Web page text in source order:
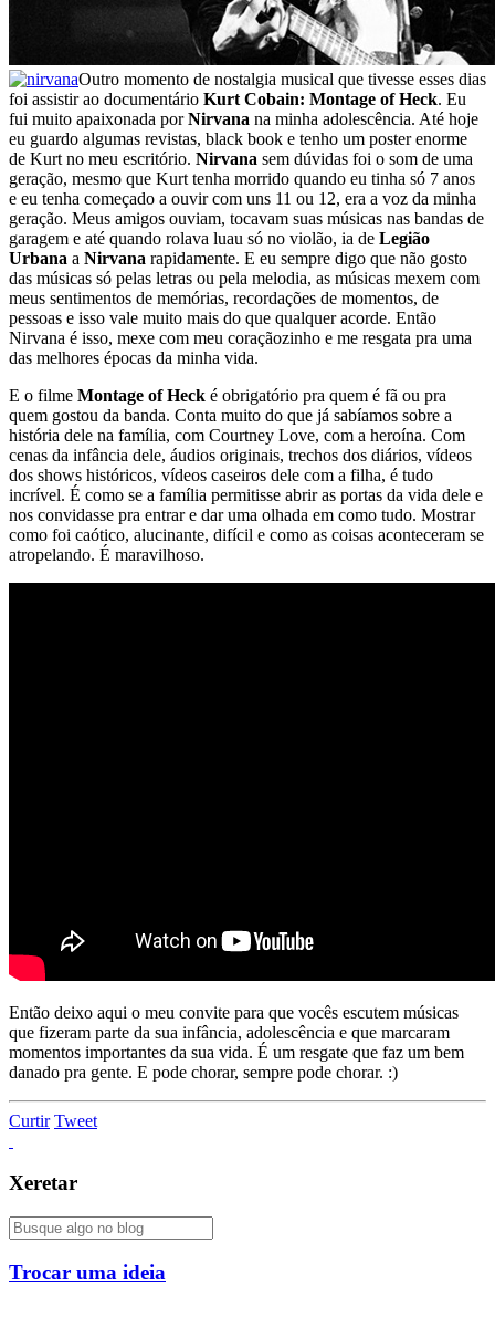
Outro momento de nostalgia musical que tivesse esses dias
foi assistir ao documentário Kurt Cobain: Montage of Heck. Eu
fui muito apaixonada porNirvana na minha adolescência. Até hoje
eu guardo algumas revistas, black book e tenho um poster enorme
de Kurt no meu escritório. Nirvana sem dúvidas foi o som de uma
geração, mesmo que Kurt tenha morrido quando eu tinha só 7 anos
e eu tenha começado a ouvir com uns 11 ou 12, era a voz da minha
geração. Meus amigos ouviam, tocavam suas músicas nas bandas de
garagem e até quando rolava luau só no violão, ia de Legião
Urbana a Nirvana rapidamente. E eu sempre digo que não gosto
das músicas só pelas letras ou pela melodia, as músicas mexem com
meus sentimentos de memórias, recordações de momentos, de
pessoas e isso vale muito mais do que qualquer acorde. Então
Nirvana é isso, mexe com meu coraçãozinho e me resgata pra uma
das melhores épocas da minha vida.
E o filme Montage of Heck é obrigatório pra quem é fã ou pra
quem gostou da banda. Conta muito do que já sabíamos sobre a
história dele na família, com Courtney Love, com a heroína. Com
cenas da infância dele, áudios originais, trechos dos diários, vídeos
dos shows históricos, vídeos caseiros dele com a filha, é tudo
incrível. É como se a família permitisse abrir as portas da vida dele e
nos convidasse pra entrar e dar uma olhada em como tudo. Mostrar
como foi caótico, alucinante, difícil e como as coisas aconteceram se
atropelando. É maravilhoso.
Então deixo aqui o meu convite para que vocês escutem músicas
que fizeram parte da sua infância, adolescência e que marcaram
momentos importantes da sua vida. É um resgate que faz um bem
danado pra gente. E pode chorar, sempre pode chorar. :)
Curtir Tweet
Xeretar
Trocar uma ideia